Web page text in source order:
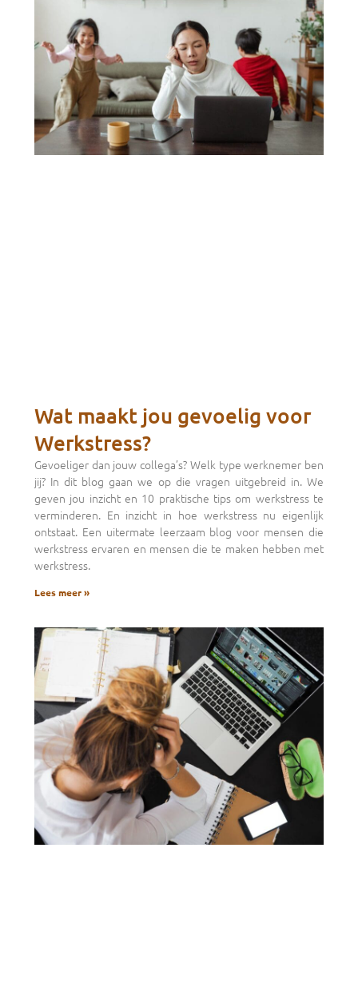
Wat maakt jou gevoelig voor
Werkstress?
Gevoeliger dan jouw collega’s? Welk type werknemer ben
jij? In dit blog gaan we op die vragen uitgebreid in. We
geven jou inzicht en 10 praktische tips om werkstress te
verminderen. En inzicht in hoe werkstress nu eigenlijk
ontstaat. Een uitermate leerzaam blog voor mensen die
werkstress ervaren en mensen die te maken hebben met
werkstress.
Lees meer »